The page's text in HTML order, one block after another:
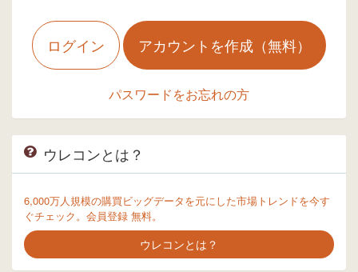
ログイン アカウントを作成（無料）
パスワードをお忘れの方
ウレコンとは？
6,000万人規模の購買ビッグデータを元にした市場トレンドを今す
ぐチェック。会員登録 無料。
ウレコンとは？